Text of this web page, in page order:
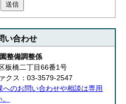
送信
い合わせ
整備調整係
板橋二丁目66番1号
クス：03-3579-2547
のお問い合わせや相談は専用